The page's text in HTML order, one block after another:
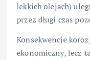
lekkich olejach)
przez długi czas
Konsekwencje
ekonomiczny, lecz